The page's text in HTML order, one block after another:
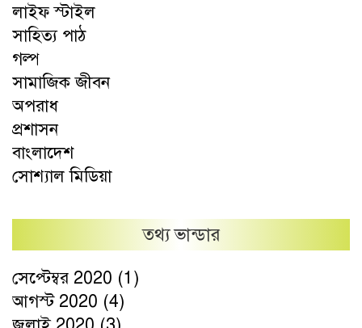
লাইফ স্টাইল
সাহিত্য পাঠ
গল্প
সামাজিক জীবন
অপরাধ
প্রশাসন
বাংলাদেশ
সোশ্যাল মিডিয়া
তথ্য ভান্ডার
সেপ্টেম্বর 2020 (1)
আগস্ট 2020 (4)